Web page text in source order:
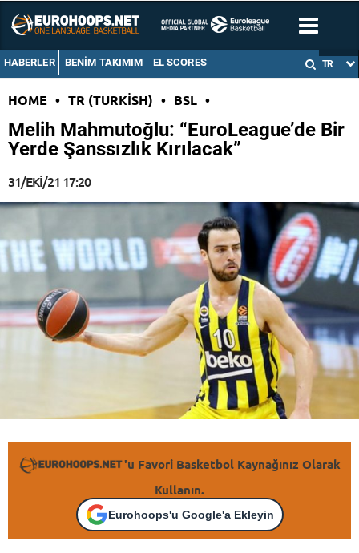
HABERLER BENIM TAKIMIM EL SCORES TR
HOME • TR (TURKISH) • BSL •
Melih Mahmutoğlu: “EuroLeague’de Bir
Yerde Şanssızlık Kırılacak”
31/EKI/21 17:20
'u Favori Basketbol Kaynağınız Olarak
Kullanın.
Eurohoops'u Google'a Ekleyin